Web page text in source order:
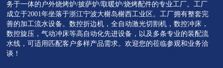
务于一体的户外烧烤炉/披萨炉/取暖炉/烧烤配件的专业工厂。工厂
成立于2001年坐落于浙江宁波大榭岛榭西工业区。工厂拥有整套完
善的加工流水设备。数控折边机，全自动激光切割机，数控冲床，
数控旋压，气动冲床等高自动化先进设备，以及多条专业的装配流
水线，可适用匹配客户多样产品需求。欢迎您的莅临参观和业务洽
谈！